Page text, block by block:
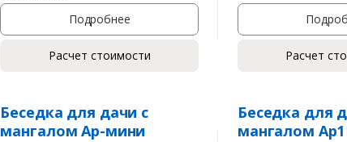
Подробнее
Расчет стоимости Расчет
Беседка для дачи с
мангалом Ар-мини
Беседка для
мангалом Ар1